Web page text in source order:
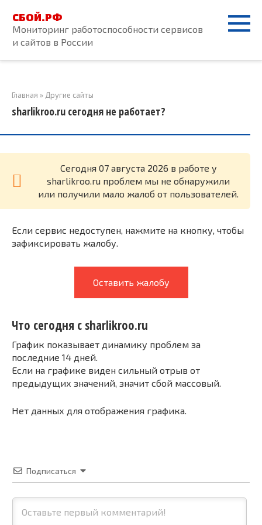
контенту
СБОЙ.РФ
Мониторинг работоспособности сервисов
и сайтов в России
Главная » Другие сайты
sharlikroo.ru сегодня не работает?
Cегодня 07 августа 2026 в работе у
sharlikroo.ru проблем мы не обнаружили
или получили мало жалоб от пользователей.
Если сервис недоступен, нажмите на кнопку, чтобы
зафиксировать жалобу.
Оставить жалобу
Что сегодня с sharlikroo.ru
График показывает динамику проблем за
последние 14 дней.
Если на графике виден сильный отрыв от
предыдущих значений, значит сбой массовый.
Нет данных для отображения графика.
Подписаться